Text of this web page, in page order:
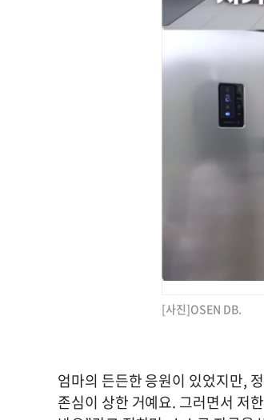
[사진]OSEN DB.
엄마의 든든한 응원이 있었지만,
존심이 상한 거예요. 그러면서 저